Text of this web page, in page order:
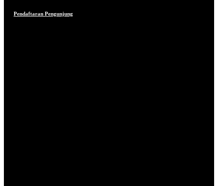
Pendaftaran Pengunjung